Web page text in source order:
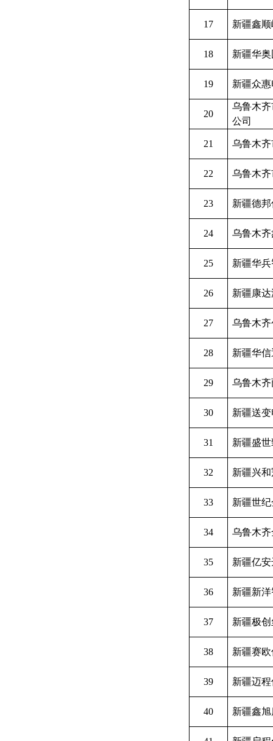
17 新疆鑫
18 新疆华
19 新疆众
20
乌鲁木
公司
21 乌鲁木
22 乌鲁木
23 新疆德
24 乌鲁木
25 新疆华
26 新疆康
27 乌鲁木
28 新疆华
29 乌鲁木
30 新疆送
31 新疆盛
32 新疆兴
33 新疆世
34 乌鲁木
35 新疆亿
36 新疆新
37 新疆极
38 新疆赛
39 新疆迈
40 新疆鑫